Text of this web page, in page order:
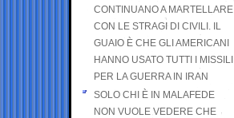
CONTINUANO A MARTELLARE
CON LE STRAGI DI CIVILI. IL
GUAIO È CHE GLI AMERICANI
HANNO USATO TUTTI I MISSILI
PER LA GUERRA IN IRAN
SOLO CHI È IN MALAFEDE
NON VUOLE VEDERE CHE